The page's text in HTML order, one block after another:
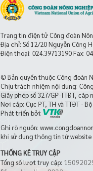
Trang tin điện tử Công đoàn
Địa chỉ: Số 12/20 Nguyễn Công
Điện thoại: 024.39713190Fax:
© Bản quyền thuộc Công đoàn
Chịu trách nhiệm nội dung:
Giấy phép số 327/GP-TTĐT, cấp
Nơi cấp: Cục PT, TH và TTĐT -
Phát triển bởi:
Ghi rõ nguồn:
khi sử dụng thông tin từ website
THỐNG KÊ TRUY CẬP
Tổng số lượt truy cập: